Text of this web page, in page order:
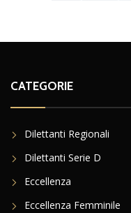
CATEGORIE
Dilettanti Regionali
Dilettanti Serie D
Eccellenza
Eccellenza Femminile